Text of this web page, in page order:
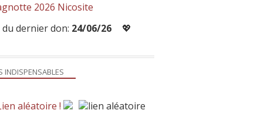
INDISPENSABLES
aléatoire !
2026 Nicosite
du dernier don: 24/06/26 💖